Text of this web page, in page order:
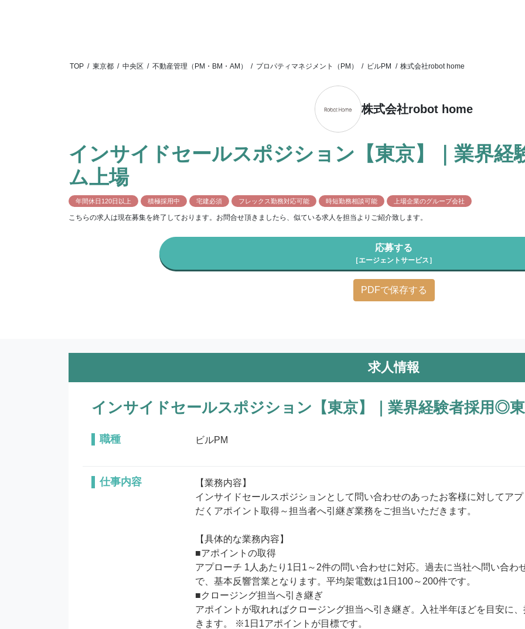
TOP / 東京都 / 中央区 / 不動産管理（PM・BM・AM） / プロパティマネジメント（PM） / ビルPM / 株式会社robot home
株式会社robot home
インサイドセールスポジション【東京】｜業界
ム上場
年間休日120日以上 積極採用中 宅建必須 フレックス勤務対応可能 時短勤務相談可能 上場企業のグループ会社
こちらの求人は現在募集を終了しております。お問合せ頂きましたら、似ている求人を担当よりご紹介致します。
応募する
［エージェントサービス］
PDFで保存する
求人情報
インサイドセールスポジション【東京】｜業界経験者採用◎
職種 ビルPM
仕事内容
【業務内容】
インサイドセールスポジションとして問い合わせのあったお客様に対してア
だくアポイント取得～担当者へ引継ぎ業務をご担当いただきます。
【具体的な業務内容】
■アポイントの取得
アプローチ 1人あたり1日1～2件の問い合わせに対応。過去に当社へ問い合わ
で、基本反響営業となります。平均架電数は1日100～200件です。
■クロージング担当へ引き継ぎ
アポイントが取れればクロージング担当へ引き継ぎ。入社半年ほどを目安に
きます。 ※1日1アポイントが目標です。